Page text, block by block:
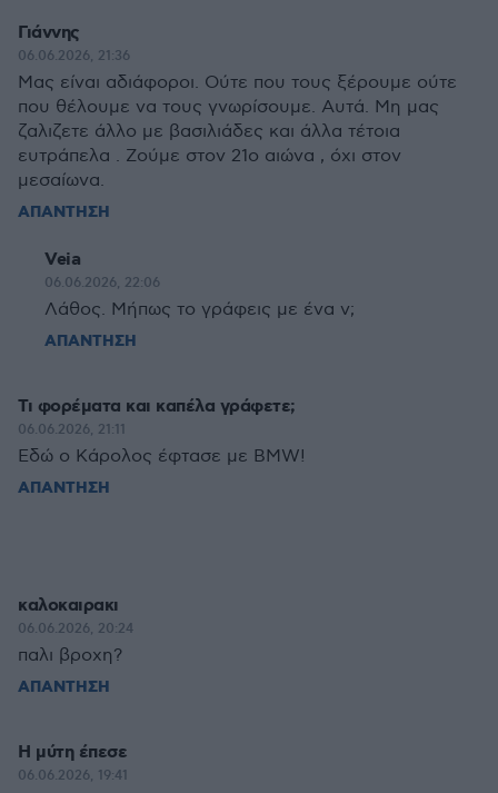
Γιάννης
06.06.2026, 21:36
Μας είναι αδιάφοροι. Ούτε που τους ξέρουμε ούτε
που θέλουμε να τους γνωρίσουμε. Αυτά. Μη μας
ζαλιζετε άλλο με βασιλιάδες και άλλα τέτοια
ευτράπελα . Ζούμε στον 21ο αιώνα , όχι στον
μεσαίωνα.
ΑΠΑΝΤΗΣΗ
Veia
06.06.2026, 22:06
Λάθος. Μήπως το γράφεις με ένα ν;
ΑΠΑΝΤΗΣΗ
Τι φορέματα και καπέλα γράφετε;
06.06.2026, 21:11
Εδώ ο Κάρολος έφτασε με BMW!
ΑΠΑΝΤΗΣΗ
καλοκαιρακι
06.06.2026, 20:24
παλι βροχη?
ΑΠΑΝΤΗΣΗ
Η μύτη έπεσε
06.06.2026, 19:41